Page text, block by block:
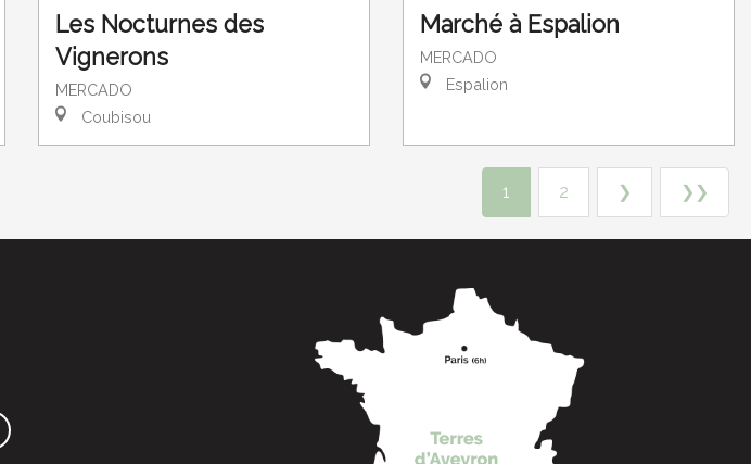
Les Nocturnes des
Vignerons
MERCADO
Coubisou
Marché à Espalion
MERCADO
Espalion
1 2 ❯ ❯❯